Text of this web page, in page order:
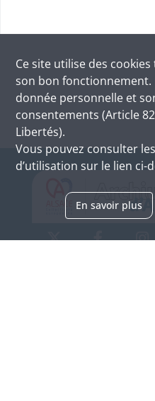
Ce site utilise des cookies
son bon
donnée personnelle et
consentements (Article
Libertés).
Vous pouvez consulter
d’utilisation sur le lien ci-
En savoir plus